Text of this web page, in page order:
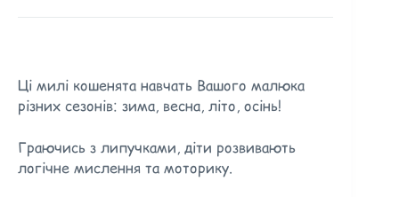
Ці милі кошенята навчать Вашого малюка
різних сезонів: зима, весна, літо, осінь!
Граючись з липучками, діти розвивають
логічне мислення та моторику.